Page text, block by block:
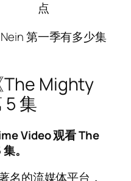
点
第一季有多少集
Mighty
5 集
Video 观看 The
。
名的流媒体平台，